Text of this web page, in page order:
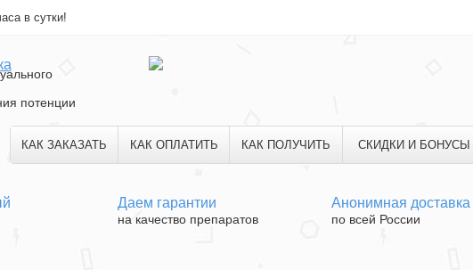
в сутки!
потенции
КАК ЗАКАЗАТЬ КАК ОПЛАТИТЬ КАК ПОЛУЧИТЬ СКИДКИ И БОНУСЫ
Даем гарантии
на качество препаратов
Анонимная доставка
по всей России